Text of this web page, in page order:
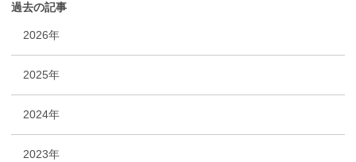
過去の記事
2026年
2025年
2024年
2023年